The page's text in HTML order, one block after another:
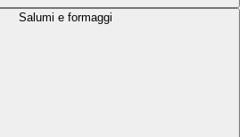
Salumi e formaggi